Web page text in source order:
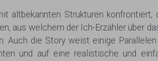
altbekannten Strukturen konfrontiert,
aus welchem der Ich-Erzähler über
die Story weist einige Parallelen
und auf eine realistische und